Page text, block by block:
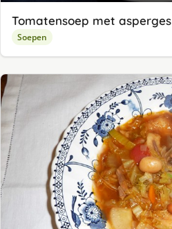
Tomatensoep met asperges
Soepen